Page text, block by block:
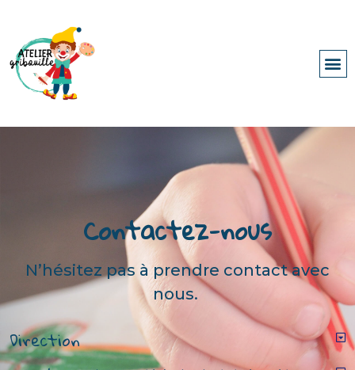
Contactez-nous
N’hésitez pas à prendre contact avec
nous.
Direction